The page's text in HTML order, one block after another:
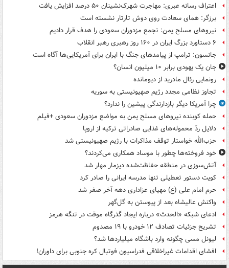
اعتراف رسانه عبری: مهاجرت شهرک‌نشینان ۵۰ درصد افزایش یافت
برزگر: همای سعادت روی دوش تارتار نشسته است
نیروهای مسلح یمن: تجمع مزدوران سعودی را هدف قرار دادیم
۶ دستاورد بزرگ ایران در ۱۶۰ روز رهبری رهبر انقلاب
جانسون: ترامپ از پیامدهای جنگ با ایران برای آمریکایی‌ها آگاه است
جان یک یهودی برابر ۱۰ میلیون انسان؟
رونمایی رئال مادرید از دیومانده
تجاوز نظامی مجدد رژیم صهیونیستی به سوریه
چرا آمریکا دیگر بازدارندگی پیشین را ندارد؟
حمله کوبنده نیروهای مسلح یمن به مواضع مزدوران سعودی +فیلم
دلایل ردّ محموله‌های غذایی صادراتی ترکیه از اروپا
حزب‌الله خواستار توقف مذاکرات با رژیم صهیونیستی شد
خود فروخته‌ها چطور با موساد همکاری می‌کردند؟
آتش‌سوزی در منطقه حفاظت‌شده دیزمار مهار شد
کویت دستور تعطیلی تنها مدرسه ایرانی را صادر کرد
حرم امام علی (ع) مهیای عزاداری دهه آخر صفر شد
واکنش عالیشاه بعد از پیوستن به گل‌گهر
ادعای شبکه «الحدث» درباره ایجاد گذرگاه موقت در تنگه هرمز
تشریح جزئیات تصادف ۱۲ خودرو با ۱۹ مصدوم
لیونل مسی چگونه وارد باشگاه میلیاردها شد؟
افشای اقدامات غیراخلاقی فدراسیون فوتبال کره جنوبی برای داوران!